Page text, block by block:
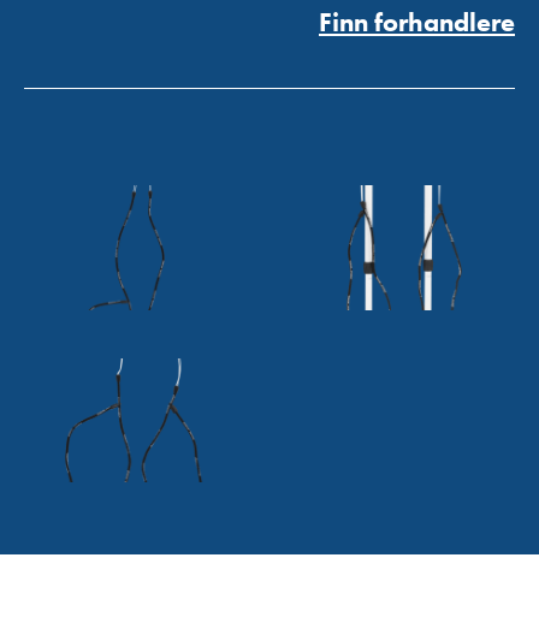
Finn forhandlere